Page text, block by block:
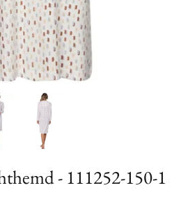
- 111252-150-1